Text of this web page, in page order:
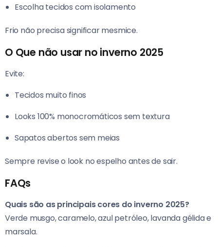
Escolha tecidos com isolamento
Frio não precisa significar mesmice.
O Que não usar no inverno 2025
Evite:
Tecidos muito finos
Looks 100% monocromáticos sem textura
Sapatos abertos sem meias
Sempre revise o look no espelho antes de sair.
FAQs
Quais são as principais cores do inverno 2025?
Verde musgo, caramelo, azul petróleo, lavanda gélida e
marsala.